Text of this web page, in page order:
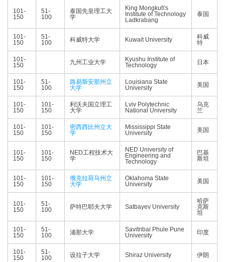
101-
150
51-
100
泰国先皇理工大
学
King Mongkut\'s
Institute of Technology
Ladkrabang
泰国
101-
150
51-
100
科威特大学 Kuwait University
科威
特
101-
150
九州工业大学
Kyushu Institute of
Technology
日本
101-
150
51-
100
路易斯安那州立
大学
Louisiana State
University
美国
101-
150
101-
150
利沃夫国立理工
大学
Lviv Polytechnic
National University
乌克
兰
101-
150
101-
150
密西西比州立大
学
Mississippi State
University
美国
101-
150
101-
150
NED工程技术大
学
NED University of
Engineering and
Technology
巴基
斯坦
101-
150
101-
150
俄克拉荷马州立
大学
Oklahoma State
University
美国
101-
150
51-
100
萨特巴耶夫大学 Satbayev University
哈萨
克斯
坦
101-
150
51-
100
浦那大学
Savitribai Phule Pune
University
印度
101-
150
51-
100
设拉子大学 Shiraz University 伊朗